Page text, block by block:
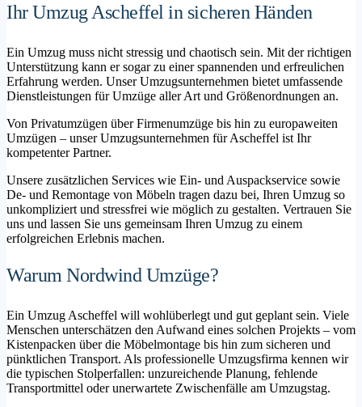
Ihr Umzug Ascheffel in sicheren Händen
Ein Umzug muss nicht stressig und chaotisch sein. Mit der richtigen
Unterstützung kann er sogar zu einer spannenden und erfreulichen
Erfahrung werden. Unser Umzugsunternehmen bietet umfassende
Dienstleistungen für Umzüge aller Art und Größenordnungen an.
Von Privatumzügen über Firmenumzüge bis hin zu europaweiten
Umzügen – unser Umzugsunternehmen für Ascheffel ist Ihr
kompetenter Partner.
Unsere zusätzlichen Services wie Ein- und Auspackservice sowie
De- und Remontage von Möbeln tragen dazu bei, Ihren Umzug so
unkompliziert und stressfrei wie möglich zu gestalten. Vertrauen Sie
uns und lassen Sie uns gemeinsam Ihren Umzug zu einem
erfolgreichen Erlebnis machen.
Warum Nordwind Umzüge?
Ein Umzug Ascheffel will wohlüberlegt und gut geplant sein. Viele
Menschen unterschätzen den Aufwand eines solchen Projekts – vom
Kistenpacken über die Möbelmontage bis hin zum sicheren und
pünktlichen Transport. Als professionelle Umzugsfirma kennen wir
die typischen Stolperfallen: unzureichende Planung, fehlende
Transportmittel oder unerwartete Zwischenfälle am Umzugstag.